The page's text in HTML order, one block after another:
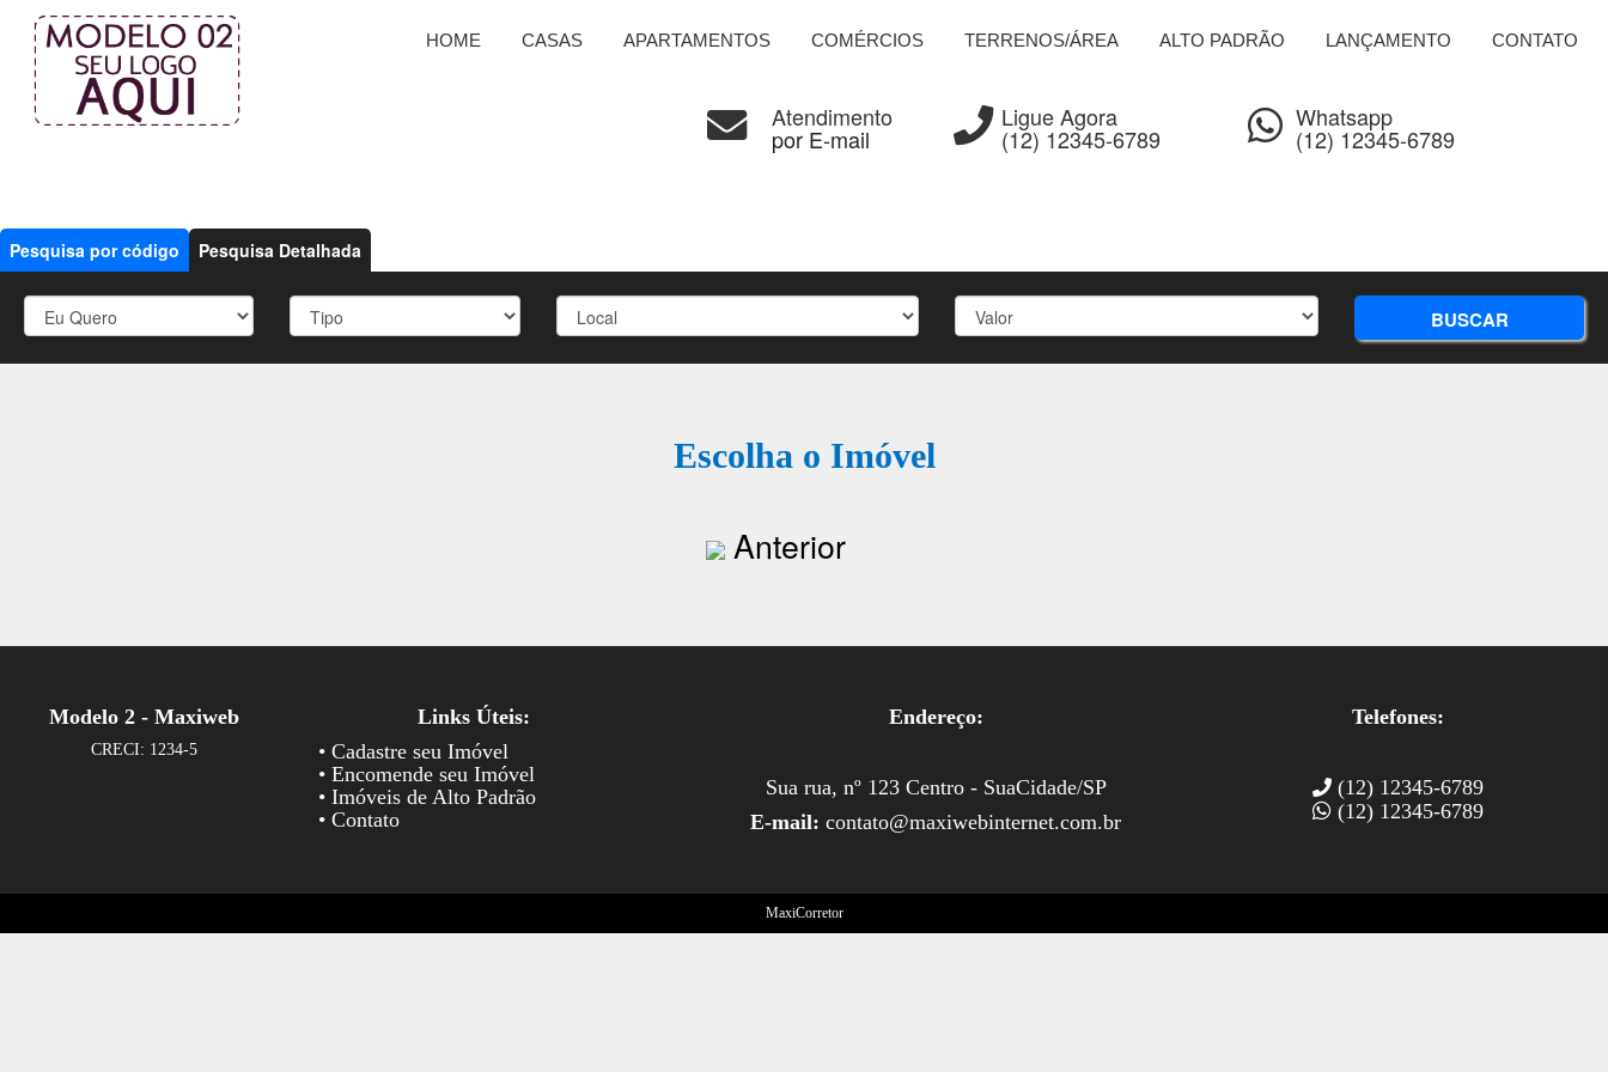
HOME CASAS APARTAMENTOS COMÉRCIOS TERRENOS/ÁREA ALTO PADRÃO LANÇAMENTO CONTATO
Atendimento
por E-mail
Ligue Agora
(12) 12345-6789
Whatsapp
(12) 12345-6789
Pesquisa por código Pesquisa Detalhada
BUSCAR
Escolha o Imóvel
Anterior
Modelo 2 - Maxiweb
CRECI: 1234-5
Links Úteis:
• Cadastre seu Imóvel
• Encomende seu Imóvel
• Imóveis de Alto Padrão
• Contato
Endereço:
Sua rua, nº 123 Centro - SuaCidade/SP
E-mail: contato@maxiwebinternet.com.br
Telefones:
(12) 12345-6789
(12) 12345-6789
MaxiCorretor